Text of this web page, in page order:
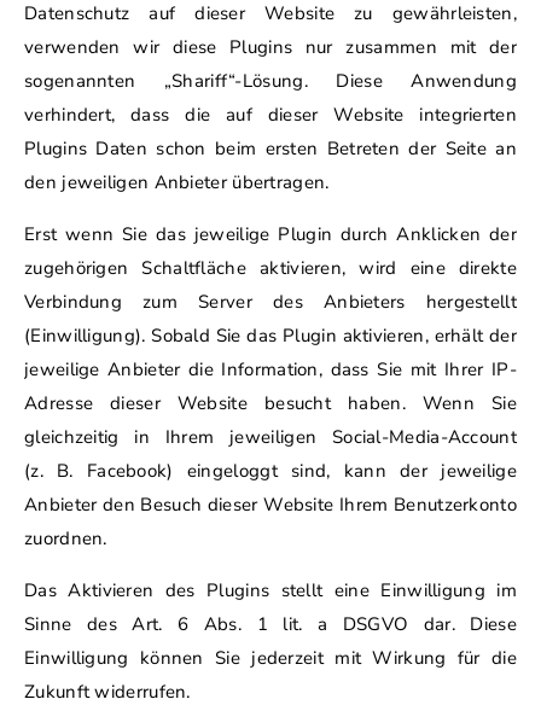
Datenschutz auf dieser Website zu gewährleisten,
verwenden wir diese Plugins nur zusammen mit der
sogenannten „Shariff“-Lösung. Diese Anwendung
verhindert, dass die auf dieser Website integrierten
Plugins Daten schon beim ersten Betreten der Seite an
den jeweiligen Anbieter übertragen.
Erst wenn Sie das jeweilige Plugin durch Anklicken der
zugehörigen Schaltfläche aktivieren, wird eine direkte
Verbindung zum Server des Anbieters hergestellt
(Einwilligung). Sobald Sie das Plugin aktivieren, erhält der
jeweilige Anbieter die Information, dass Sie mit Ihrer IP-
Adresse dieser Website besucht haben. Wenn Sie
gleichzeitig in Ihrem jeweiligen Social-Media-Account
(z. B. Facebook) eingeloggt sind, kann der jeweilige
Anbieter den Besuch dieser Website Ihrem Benutzerkonto
zuordnen.
Das Aktivieren des Plugins stellt eine Einwilligung im
Sinne des Art. 6 Abs. 1 lit. a DSGVO dar. Diese
Einwilligung können Sie jederzeit mit Wirkung für die
Zukunft widerrufen.